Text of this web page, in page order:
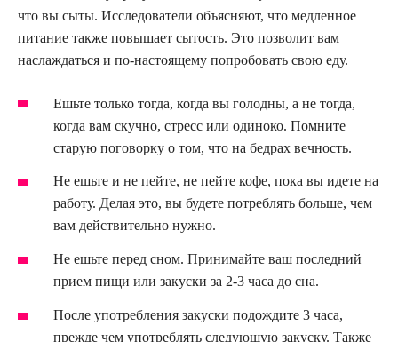
что вы сыты. Исследователи объясняют, что медленное
питание также повышает сытость. Это позволит вам
наслаждаться и по-настоящему попробовать свою еду.
Ешьте только тогда, когда вы голодны, а не тогда,
когда вам скучно, стресс или одиноко. Помните
старую поговорку о том, что на бедрах вечность.
Не ешьте и не пейте, не пейте кофе, пока вы идете на
работу. Делая это, вы будете потреблять больше, чем
вам действительно нужно.
Не ешьте перед сном. Принимайте ваш последний
прием пищи или закуски за 2-3 часа до сна.
После употребления закуски подождите 3 часа,
прежде чем употреблять следующую закуску. Также